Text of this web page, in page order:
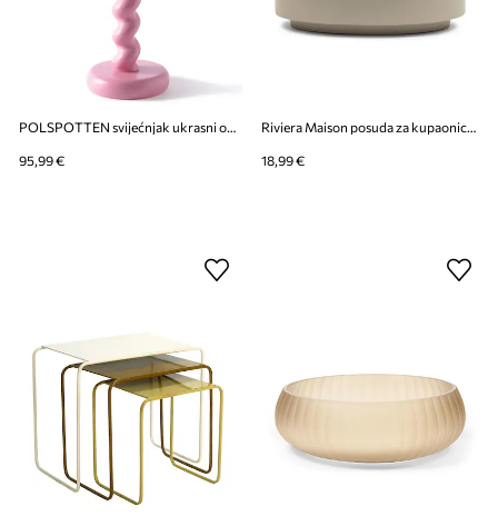
POLSPOTTEN svijećnjak ukrasni od aluminija L
95,99 €
Riviera Maison posuda za kupaonicu od plastike 11 x 9,5 cm
18,99 €